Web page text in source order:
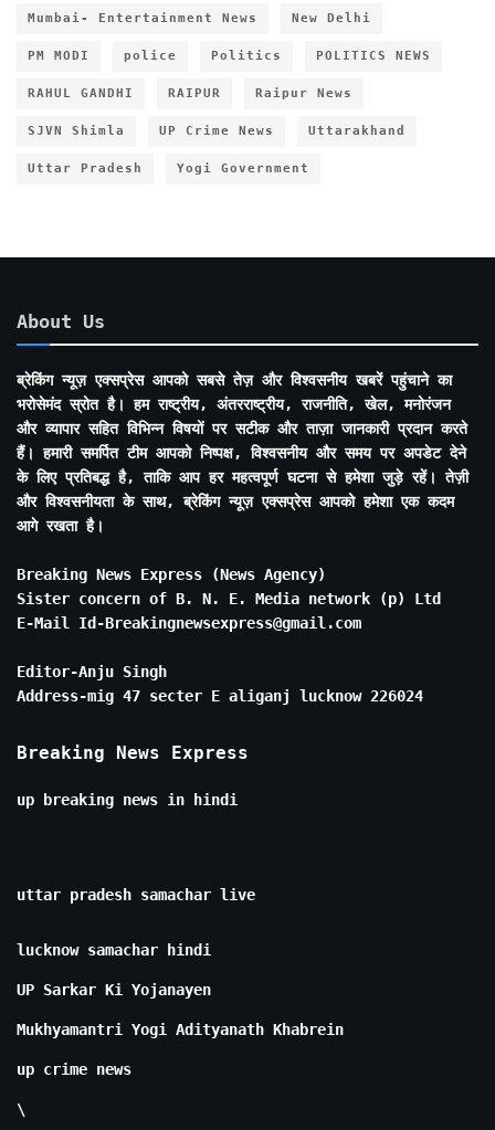
Mumbai- Entertainment News New Delhi
PM MODI police Politics POLITICS NEWS
RAHUL GANDHI RAIPUR Raipur News
SJVN Shimla UP Crime News Uttarakhand
Uttar Pradesh Yogi Government
About Us
ब्रेकिंग न्यूज़ एक्सप्रेस आपको सबसे तेज़ और विश्वसनीय खबरें पहुंचाने का
भरोसेमंद स्रोत है। हम राष्ट्रीय, अंतरराष्ट्रीय, राजनीति, खेल, मनोरंजन
और व्यापार सहित विभिन्न विषयों पर सटीक और ताज़ा जानकारी प्रदान करते
हैं। हमारी समर्पित टीम आपको निष्पक्ष, विश्वसनीय और समय पर अपडेट देने
के लिए प्रतिबद्ध है, ताकि आप हर महत्वपूर्ण घटना से हमेशा जुड़े रहें। तेज़ी
और विश्वसनीयता के साथ, ब्रेकिंग न्यूज़ एक्सप्रेस आपको हमेशा एक कदम
आगे रखता है।
Breaking News Express (News Agency)
Sister concern of B. N. E. Media network (p) Ltd
E-Mail Id-Breakingnewsexpress@gmail.com
Editor-Anju Singh
Address-mig 47 secter E aliganj lucknow 226024
Breaking News Express
up breaking news in hindi
uttar pradesh samachar live
lucknow samachar hindi
UP Sarkar Ki Yojanayen
Mukhyamantri Yogi Adityanath Khabrein
up crime news
\